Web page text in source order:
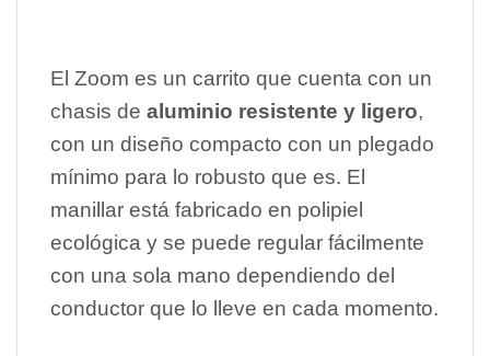
El Zoom es un carrito que cuenta con un
chasis de aluminio resistente y ligero,
con un diseño compacto con un plegado
mínimo para lo robusto que es. El
manillar está fabricado en polipiel
ecológica y se puede regular fácilmente
con una sola mano dependiendo del
conductor que lo lleve en cada momento.